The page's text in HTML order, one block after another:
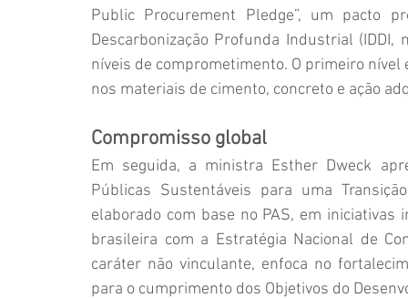
Public Procurement Pledge”, um pacto
Descarbonização Profunda Industrial
níveis de comprometimento. O primeiro
nos materiais de cimento, concreto e ação
Compromisso global
Em seguida, a ministra Esther Dweck
Públicas Sustentáveis para uma
elaborado com base no PAS, em
brasileira com a Estratégia Nacional de
caráter não vinculante, enfoca no
para o cumprimento dos Objetivos do